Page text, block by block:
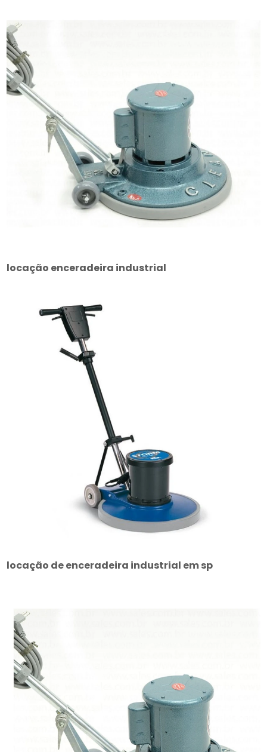
locação enceradeira industrial
locação de enceradeira industrial em sp